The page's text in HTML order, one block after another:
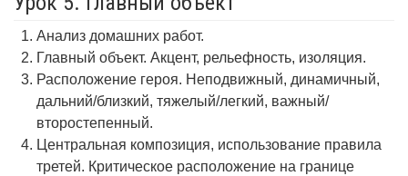
Анализ домашних работ.
Главный объект. Акцент, рельефность, изоляция.
Расположение героя. Неподвижный, динамичный,
дальний/близкий, тяжелый/легкий, важный/
второстепенный.
Центральная композиция, использование правила
третей. Критическое расположение на границе